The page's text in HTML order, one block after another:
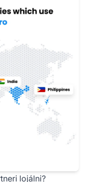
lojálni?